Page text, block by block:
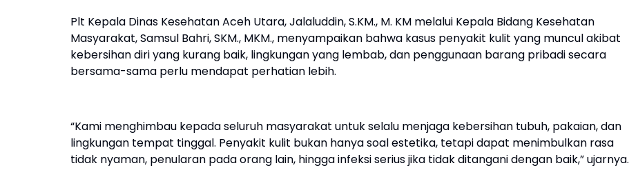
Plt Kepala Dinas Kesehatan Aceh Utara, Jalaluddin, S.KM., M. KM melalui Kepala Bidang Kesehatan
Masyarakat, Samsul Bahri, SKM., MKM., menyampaikan bahwa kasus penyakit kulit yang muncul akibat
kebersihan diri yang kurang baik, lingkungan yang lembab, dan penggunaan barang pribadi secara
bersama-sama perlu mendapat perhatian lebih.
“Kami menghimbau kepada seluruh masyarakat untuk selalu menjaga kebersihan tubuh, pakaian, dan
lingkungan tempat tinggal. Penyakit kulit bukan hanya soal estetika, tetapi dapat menimbulkan rasa
tidak nyaman, penularan pada orang lain, hingga infeksi serius jika tidak ditangani dengan baik,” ujarnya.